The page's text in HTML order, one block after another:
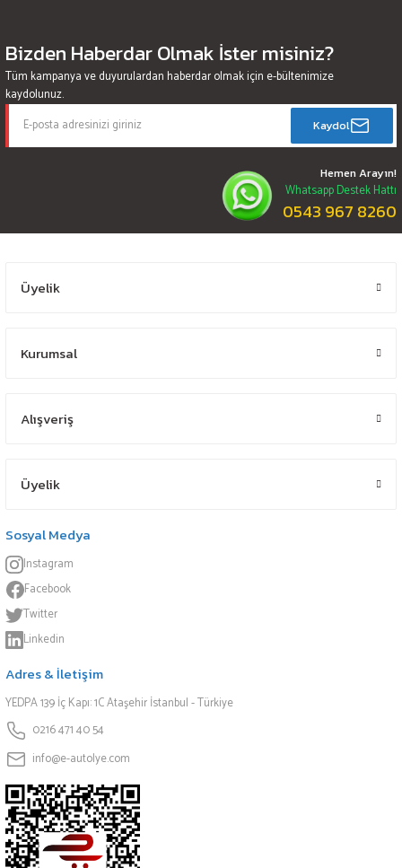
Bizden Haberdar Olmak İster misiniz?
Tüm kampanya ve duyurulardan haberdar olmak için e-bültenimize
kaydolunuz.
Kaydol
Hemen Arayın!
Whatsapp Destek Hattı
0543 967 8260
Üyelik
Kurumsal
Alışveriş
Üyelik
Sosyal Medya
Instagram
Facebook
Twitter
Linkedin
Adres & İletişim
YEDPA 139 İç Kapı: 1C Ataşehir İstanbul - Türkiye
0216 471 40 54
info@e-autolye.com